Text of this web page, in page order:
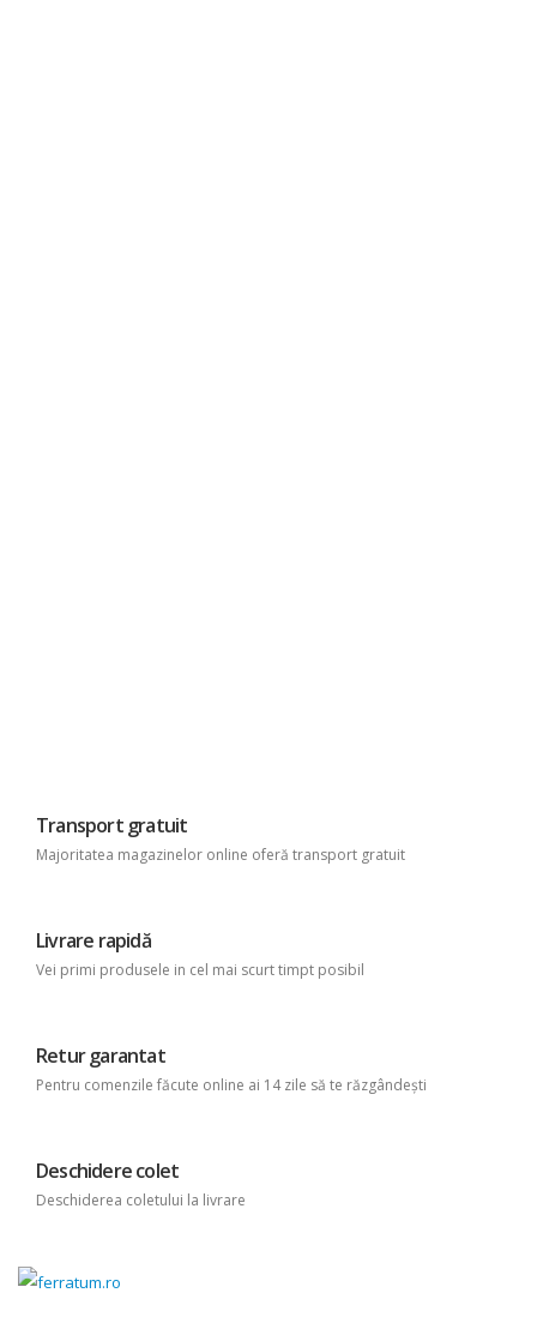
Transport gratuit
Majoritatea magazinelor online oferă transport gratuit
Livrare rapidă
Vei primi produsele in cel mai scurt timpt posibil
Retur garantat
Pentru comenzile făcute online ai 14 zile să te răzgândești
Deschidere colet
Deschiderea coletului la livrare